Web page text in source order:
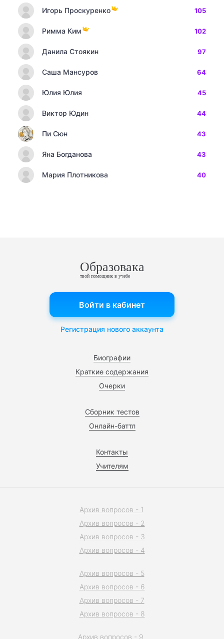
Игорь Проскуренко 105
Римма Ким 102
Данила Стоякин 97
Саша Мансуров 64
Юлия Юлия 45
Виктор Юдин 44
Пи Сюн 43
Яна Богданова 43
Мария Плотникова 40
Образовака
твой помощник в учебе
Биографии
Краткие содержания
Очерки
Сборник тестов
Онлайн-баттл
Контакты
Учителям
Войти в кабинет
Регистрация нового аккаунта
Архив вопросов - 1
Архив вопросов - 2
Архив вопросов - 3
Архив вопросов - 4
Архив вопросов - 5
Архив вопросов - 6
Архив вопросов - 7
Архив вопросов - 8
Архив вопросов - 9